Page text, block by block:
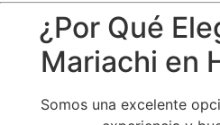
¿Por Qué
Mariachi en
Somos una excelente